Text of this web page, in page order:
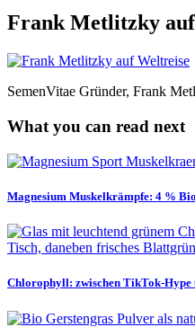
Frank Metlitzky
SemenVitae Gründer, Frank
What you can read next
Magnesium Muskelkrämpfe: 4 %
Chlorophyll: zwischen TikTok-Hype